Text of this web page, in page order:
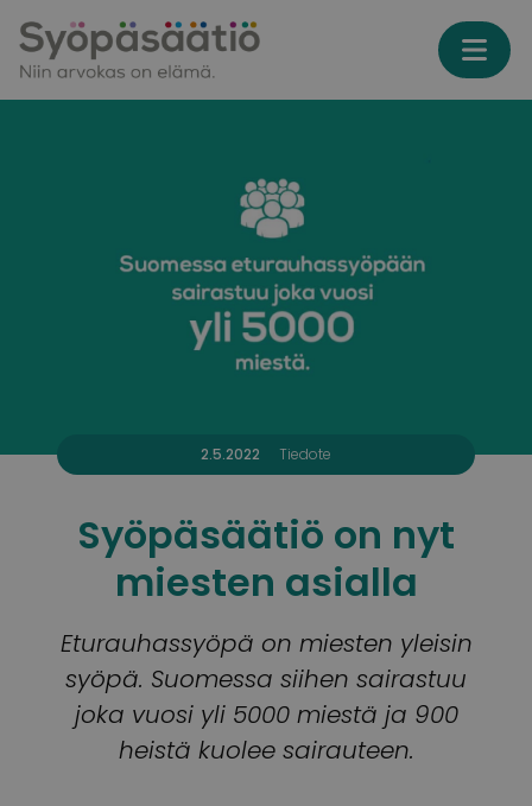
2.5.2022 Tiedote
Syöpäsäätiö on nyt
miesten asialla
Eturauhassyöpä on miesten yleisin
syöpä. Suomessa siihen sairastuu
joka vuosi yli 5000 miestä ja 900
heistä kuolee sairauteen.